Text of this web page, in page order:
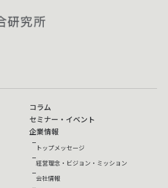
コラム
セミナー・イベント
企業情報
トップメッセージ
経営理念・ビジョン・ミッション
会社情報